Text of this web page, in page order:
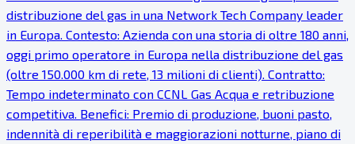
distribuzione del gas in una Network Tech Company leader
in Europa. Contesto: Azienda con una storia di oltre 180 anni,
oggi primo operatore in Europa nella distribuzione del gas
(oltre 150.000 km di rete, 13 milioni di clienti). Contratto:
Tempo indeterminato con CCNL Gas Acqua e retribuzione
competitiva. Benefici: Premio di produzione, buoni pasto,
indennità di reperibilità e maggiorazioni notturne, piano di